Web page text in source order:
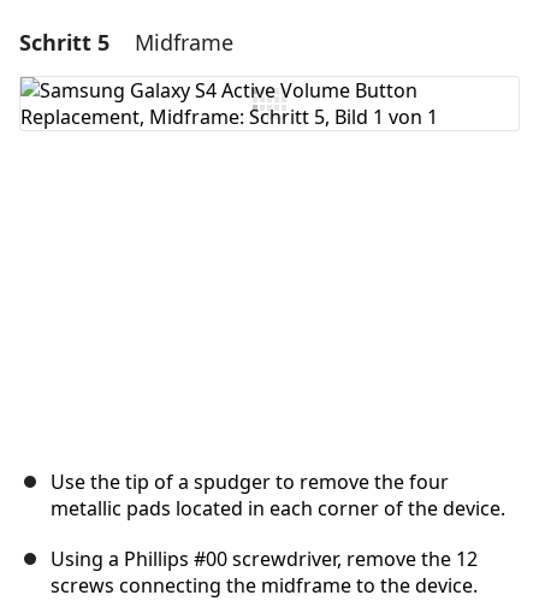
Schritt 5 Midframe
Use the tip of a spudger to remove the four
metallic pads located in each corner of the device.
Using a Phillips #00 screwdriver, remove the 12
screws connecting the midframe to the device.